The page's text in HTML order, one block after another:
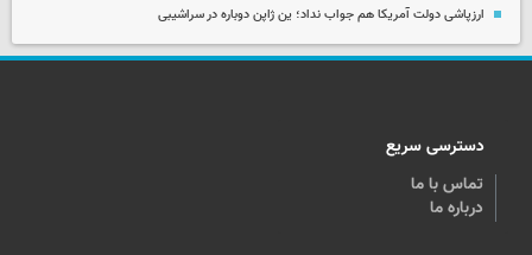
ارزپاشی دولت آمریکا هم جواب نداد؛ ین ژاپن دوباره در سراشیبی
دسترسی سریع
تماس با ما
درباره ما